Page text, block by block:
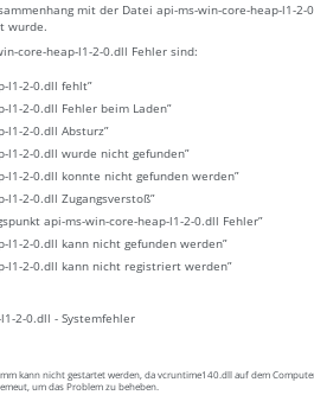
mit der Datei api-ms-win-core-heap-l1-
wurde.
core-heap-l1-2-0.dll Fehler sind:
l1-2-0.dll fehlt”
l1-2-0.dll Fehler beim Laden”
l1-2-0.dll Absturz”
l1-2-0.dll wurde nicht gefunden”
l1-2-0.dll konnte nicht gefunden werden”
l1-2-0.dll Zugangsverstoß”
api-ms-win-core-heap-l1-2-0.dll Fehler”
l1-2-0.dll kann nicht gefunden werden”
l1-2-0.dll kann nicht registriert werden”
2-0.dll - Systemfehler
kann nicht gestartet werden, da vcruntime140.dll auf dem
um das Problem zu beheben.